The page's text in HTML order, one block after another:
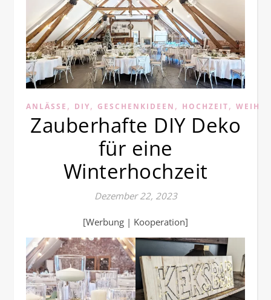
ANLÄSSE , DIY, GESCHENKIDEEN , HOCHZEIT,
Zauberhafte DIY Deko
für eine
Winterhochzeit
Dezember 22, 2023
[Werbung | Kooperation]